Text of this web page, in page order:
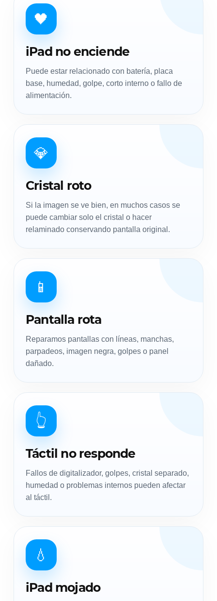
🖤
iPad no enciende
Puede estar relacionado con batería, placa
base, humedad, golpe, corto interno o fallo de
alimentación.
💎
Cristal roto
Si la imagen se ve bien, en muchos casos se
puede cambiar solo el cristal o hacer
relaminado conservando pantalla original.
📱
Pantalla rota
Reparamos pantallas con líneas, manchas,
parpadeos, imagen negra, golpes o panel
dañado.
👆
Táctil no responde
Fallos de digitalizador, golpes, cristal separado,
humedad o problemas internos pueden afectar
al táctil.
💧
iPad mojado